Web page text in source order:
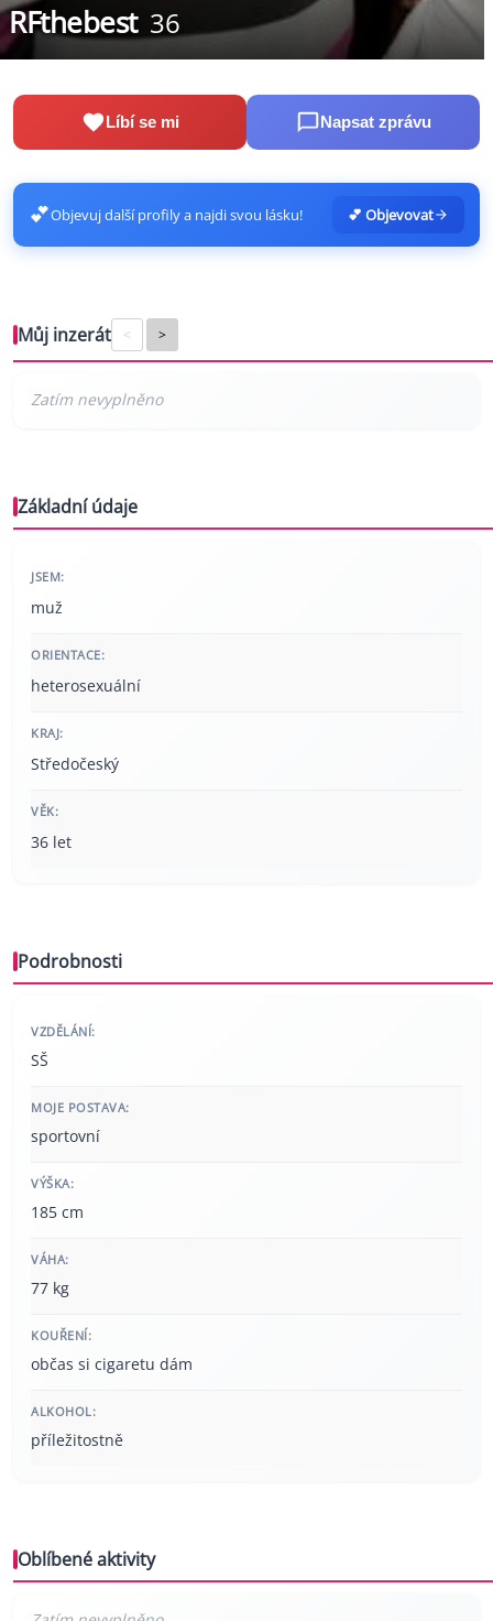
RFthebest 36
Líbí se mi Napsat zprávu
💕Objevuj další profily a najdi svou lásku! 💕 Objevovat
Můj inzerát < >
Základní údaje
JSEM:
muž
ORIENTACE:
heterosexuální
KRAJ:
Středočeský
VĚK:
36 let
Podrobnosti
VZDĚLÁNÍ:
SŠ
MOJE POSTAVA:
sportovní
VÝŠKA:
185 cm
VÁHA:
77 kg
KOUŘENÍ:
občas si cigaretu dám
ALKOHOL:
příležitostně
Oblíbené aktivity